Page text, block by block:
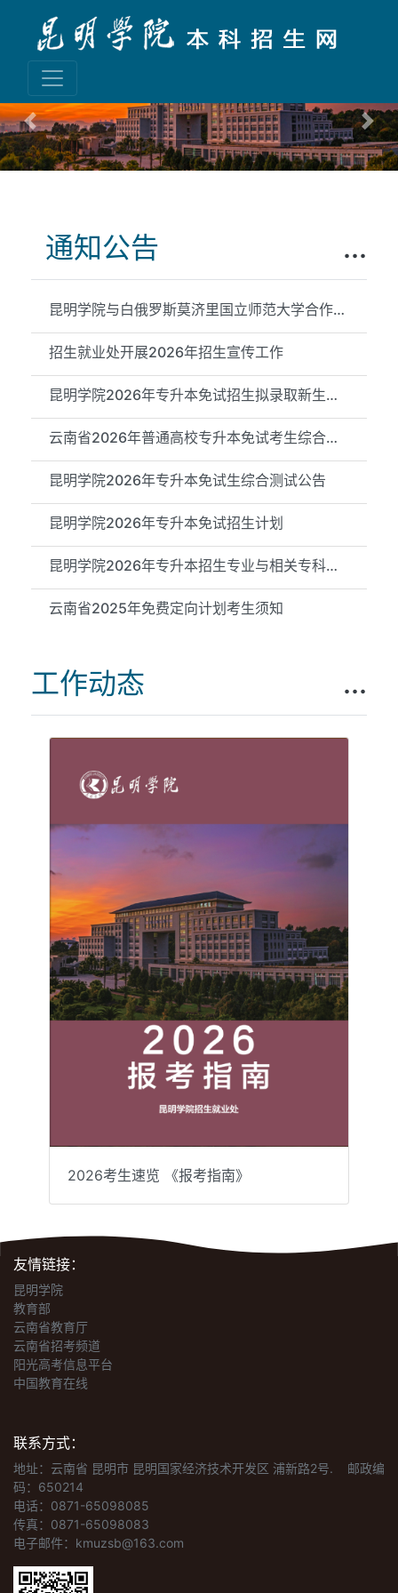
Previous Next
通知公告 ...
昆明学院与白俄罗斯莫济里国立师范大学合作举办物理学专业本科教...
招生就业处开展2026年招生宣传工作
昆明学院2026年专升本免试招生拟录取新生信息公示
云南省2026年普通高校专升本免试考生综合测试成绩（昆明学院测试...
昆明学院2026年专升本免试生综合测试公告
昆明学院2026年专升本免试招生计划
昆明学院2026年专升本招生专业与相关专科专业对应关系公示
云南省2025年免费定向计划考生须知
工作动态 ...
2026考生速览 《报考指南》
友情链接：
昆明学院
教育部
云南省教育厅
云南省招考频道
阳光高考信息平台
中国教育在线
联系方式：
地址：云南省 昆明市 昆明国家经济技术开发区 浦新路2号.
邮政编
码：650214
电话：0871-65098085
传真：0871-65098083
电子邮件：kmuzsb@163.com